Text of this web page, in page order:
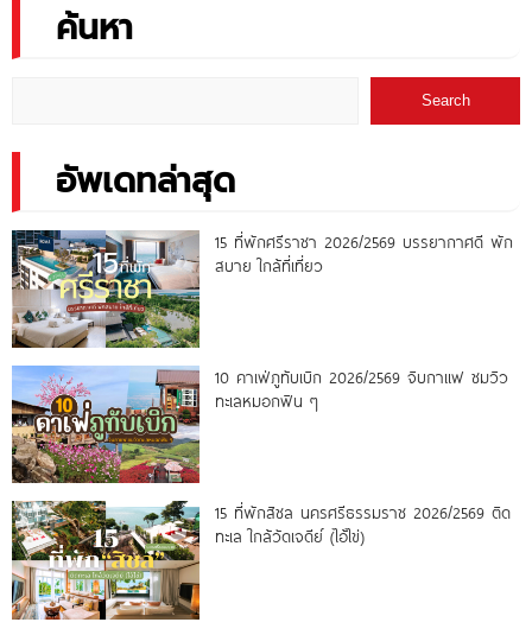
ค้นหา
Search
อัพเดทล่าสุด
15 ที่พักศรีราชา 2026/2569 บรรยากาศดี พัก
สบาย ใกล้ที่เที่ยว
10 คาเฟ่ภูทับเบิก 2026/2569 จิบกาแฟ ชมวิว
ทะเลหมอกฟิน ๆ
15 ที่พักสิชล นครศรีธรรมราช 2026/2569 ติด
ทะเล ใกล้วัดเจดีย์ (ไอ้ไข่)